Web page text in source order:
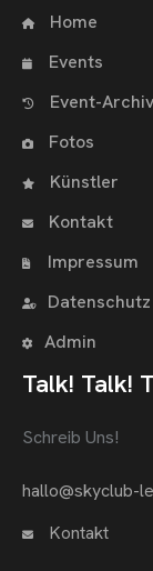
Home
Events
Event-
Fotos
Künstler
Kontakt
Impressum
Datenschutz
Admin
Talk! Talk!
Schreib Uns!
hallo@skyclub-
Kontakt